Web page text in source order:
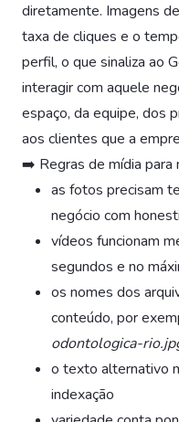
diretamente. Imagens
taxa de cliques e o
perfil, o que sinaliza ao
interagir com aquele
espaço, da equipe, dos
aos clientes que a
➡️ Regras de mídia para
as fotos precisam
negócio com
vídeos funcionam
segundos e no
os nomes dos
conteúdo, por
odontologica-
o texto alternativo
indexação